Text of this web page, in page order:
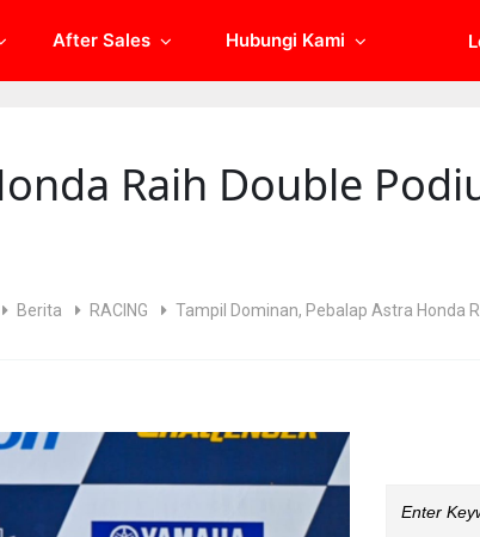
After Sales Hubungi Kami
Raih Double
Berita RACING Tampil Dominan, Pebalap Astra Honda